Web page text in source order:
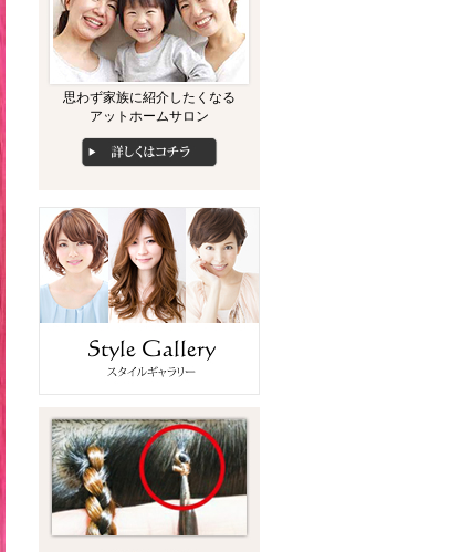
思わず家族に紹介したくなる
アットホームサロン